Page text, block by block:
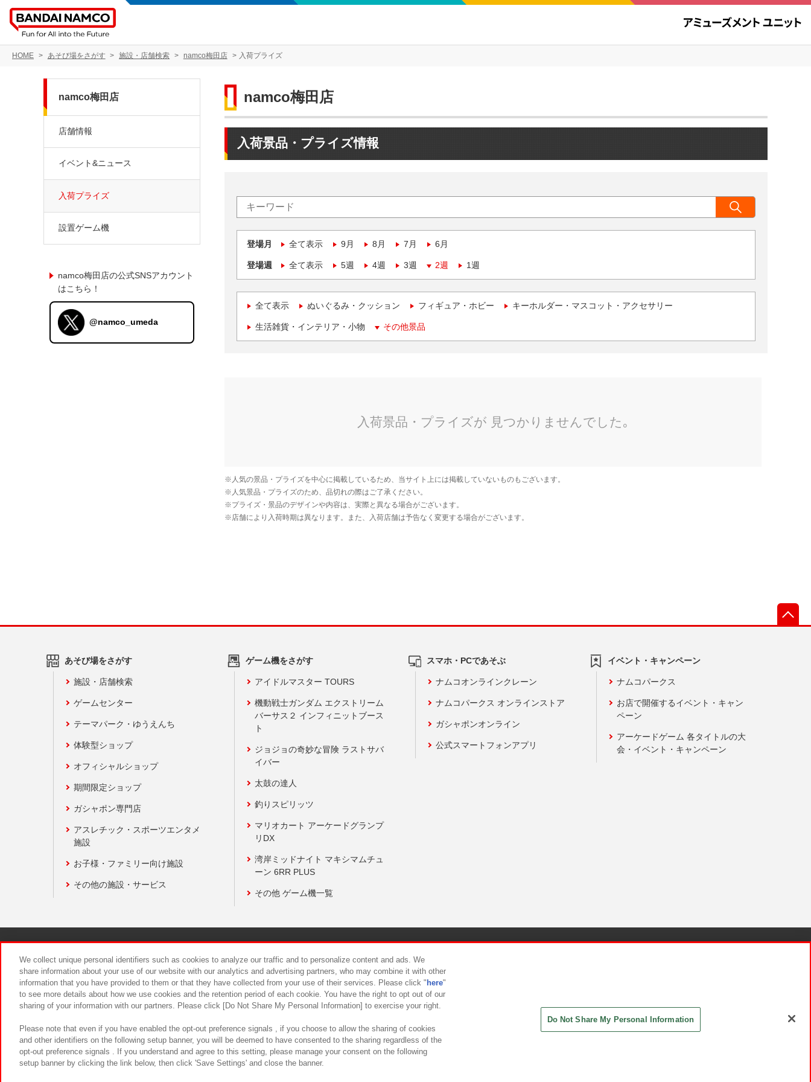
HOME あそび場をさがす 施設・店舗検索 namco梅田店 入荷プライズ
namco梅田店
入荷景品・プライズ情報
登場月 全て表示 9月 8月 7月 6月
登場週 全て表示 5週 4週 3週 2週 1週
全て表示 ぬいぐるみ・クッション フィギュア・ホビー キーホルダー・マスコット・アクセサリー
生活雑貨・インテリア・小物 その他景品
namco梅田店
店舗情報
イベント&ニュース
入荷プライズ
設置ゲーム機
namco梅田店の公式SNSアカウント
はこちら！
@namco_umeda
あそび場をさがす
施設・店舗検索
ゲームセンター
テーマパーク・ゆうえんち
体験型ショップ
オフィシャルショップ
期間限定ショップ
ガシャポン専門店
アスレチック・スポーツエンタメ
施設
お子様・ファミリー向け施設
その他の施設・サービス
ゲーム機をさがす
アイドルマスター TOURS
機動戦士ガンダム エクストリーム
バーサス２ インフィニットブース
ト
ジョジョの奇妙な冒険 ラストサバ
イバー
太鼓の達人
釣りスピリッツ
マリオカート アーケードグランプ
リDX
湾岸ミッドナイト マキシマムチュ
ーン 6RR PLUS
その他 ゲーム機一覧
スマホ・PCであそぶ
ナムコオンラインクレーン
ナムコパークス オンラインストア
ガシャポンオンライン
公式スマートフォンアプリ
イベント・キャンペーン
ナムコパークス
お店で開催するイベント・キャン
ペーン
アーケードゲーム 各タイトルの大
会・イベント・キャンペーン
食品のご提供について カスタマーハラスメント対応方針
We collect unique personal identifiers such as cookies to analyze our traffic and to personalize content and ads. We
share information about your use of our website with our analytics and advertising partners, who may combine it with other
information that you have provided to them or that they have collected from your use of their services. Please click " here"
to see more details about how we use cookies and the retention period of each cookie. You have the right to opt out of our
sharing of your information with our partners. Please click [Do Not Share My Personal Information] to exercise your right.
Please note that even if you have enabled the opt-out preference signals , if you choose to allow the sharing of cookies
and other identifiers on the following setup banner, you will be deemed to have consented to the sharing regardless of the
opt-out preference signals . If you understand and agree to this setting, please manage your consent on the following
setup banner by clicking the link below, then click 'Save Settings' and close the banner.
Do Not Share My Personal Information